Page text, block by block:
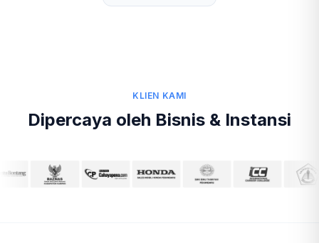
KLIEN KAMI
Dipercaya oleh Bisnis & Instansi